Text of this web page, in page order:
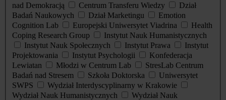
nad Demokracją
Centrum Transferu Wiedzy
Dział
Badań Naukowych
Dział Marketingu
Emotion
Cognition Lab
Europejski Uniwersytet Viadrina
Health
Coping Research Group
Instytut Nauk Humanistycznych
Instytut Nauk Społecznych
Instytut Prawa
Instytut
Projektowania
Instytut Psychologii
Konfederacja
Lewiatan
Młodzi w Centrum Lab
StresLab Centrum
Badań nad Stresem
Szkoła Doktorska
Uniwersytet
SWPS
Wydział Interdyscyplinarny w Krakowie
Wydział Nauk Humanistycznych
Wydział Nauk